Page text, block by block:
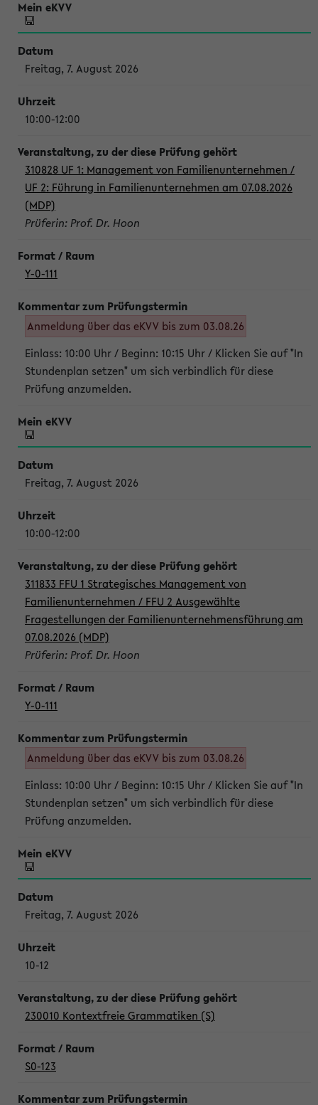
Freitag, 7. August 2026
10:00-12:00
310828 UF 1: Management von Familienunternehmen /
UF 2: Führung in Familienunternehmen am 07.08.2026
(MDP)
Prüferin: Prof. Dr. Hoon
Y-0-111
Anmeldung über das eKVV bis zum 03.08.26
Einlass: 10:00 Uhr / Beginn: 10:15 Uhr / Klicken Sie auf "In
Stundenplan setzen" um sich verbindlich für diese
Prüfung anzumelden.
Freitag, 7. August 2026
10:00-12:00
311833 FFU 1 Strategisches Management von
Familienunternehmen / FFU 2 Ausgewählte
Fragestellungen der Familienunternehmensführung am
07.08.2026 (MDP)
Prüferin: Prof. Dr. Hoon
Y-0-111
Anmeldung über das eKVV bis zum 03.08.26
Einlass: 10:00 Uhr / Beginn: 10:15 Uhr / Klicken Sie auf "In
Stundenplan setzen" um sich verbindlich für diese
Prüfung anzumelden.
Freitag, 7. August 2026
10-12
230010 Kontextfreie Grammatiken (S)
S0-123